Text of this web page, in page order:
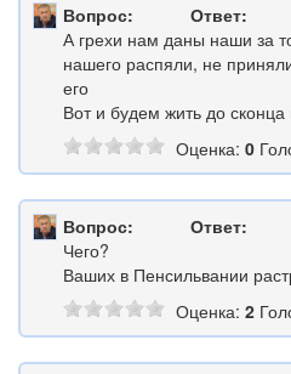
Вопрос:
Ответ:
А грехи нам даны наши за
нашего распяли, не
его
Вот и будем жить до сконца
Оценка: 0
Вопрос:
Ответ:
Чего?
Ваших в Пенсильвании
Оценка: 2